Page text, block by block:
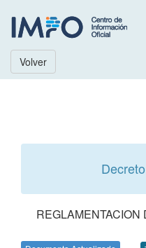
Volver
Decreto